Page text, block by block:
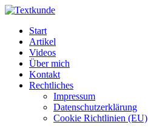
Zum
wechseln
Start
Artikel
Videos
Über mich
Kontakt
Rechtliches
Impressum
Datenschutzerklärung
Cookie Richtlinien (EU)